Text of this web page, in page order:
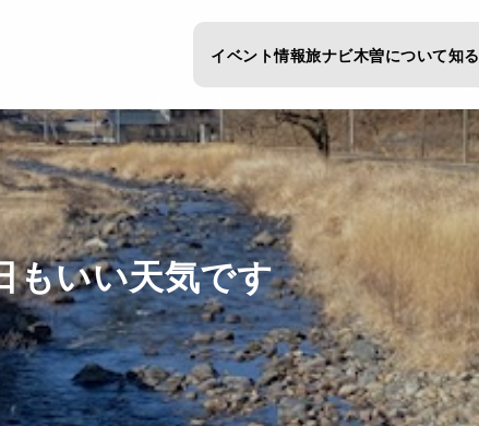
イベント情報旅ナビ木曽について知る
もいい天気です